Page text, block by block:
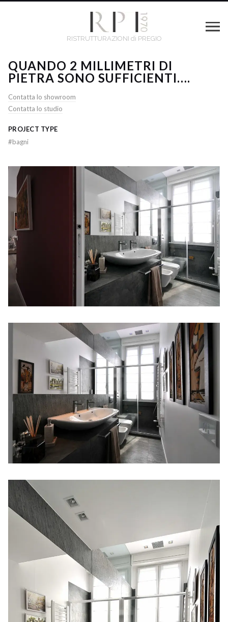
RISTRUTTURAZIONI di PREGIO
QUANDO 2 MILLIMETRI DI
PIETRA SONO SUFFICIENTI….
Contatta lo showroom
Contatta lo studio
PROJECT TYPE
#bagni